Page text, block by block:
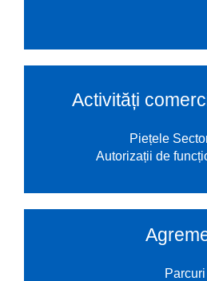
Activități
Piețele
Autorizații de
Parcuri